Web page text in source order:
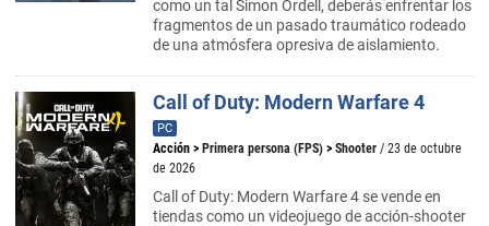
como un tal Simon Ordell, deberás enfrentar los
fragmentos de un pasado traumático rodeado
de una atmósfera opresiva de aislamiento.
Call of Duty: Modern Warfare 4
PC
Acción > Primera persona (FPS) > Shooter / 23 de octubre
de 2026
Call of Duty: Modern Warfare 4 se vende en
tiendas como un videojuego de acción-shooter